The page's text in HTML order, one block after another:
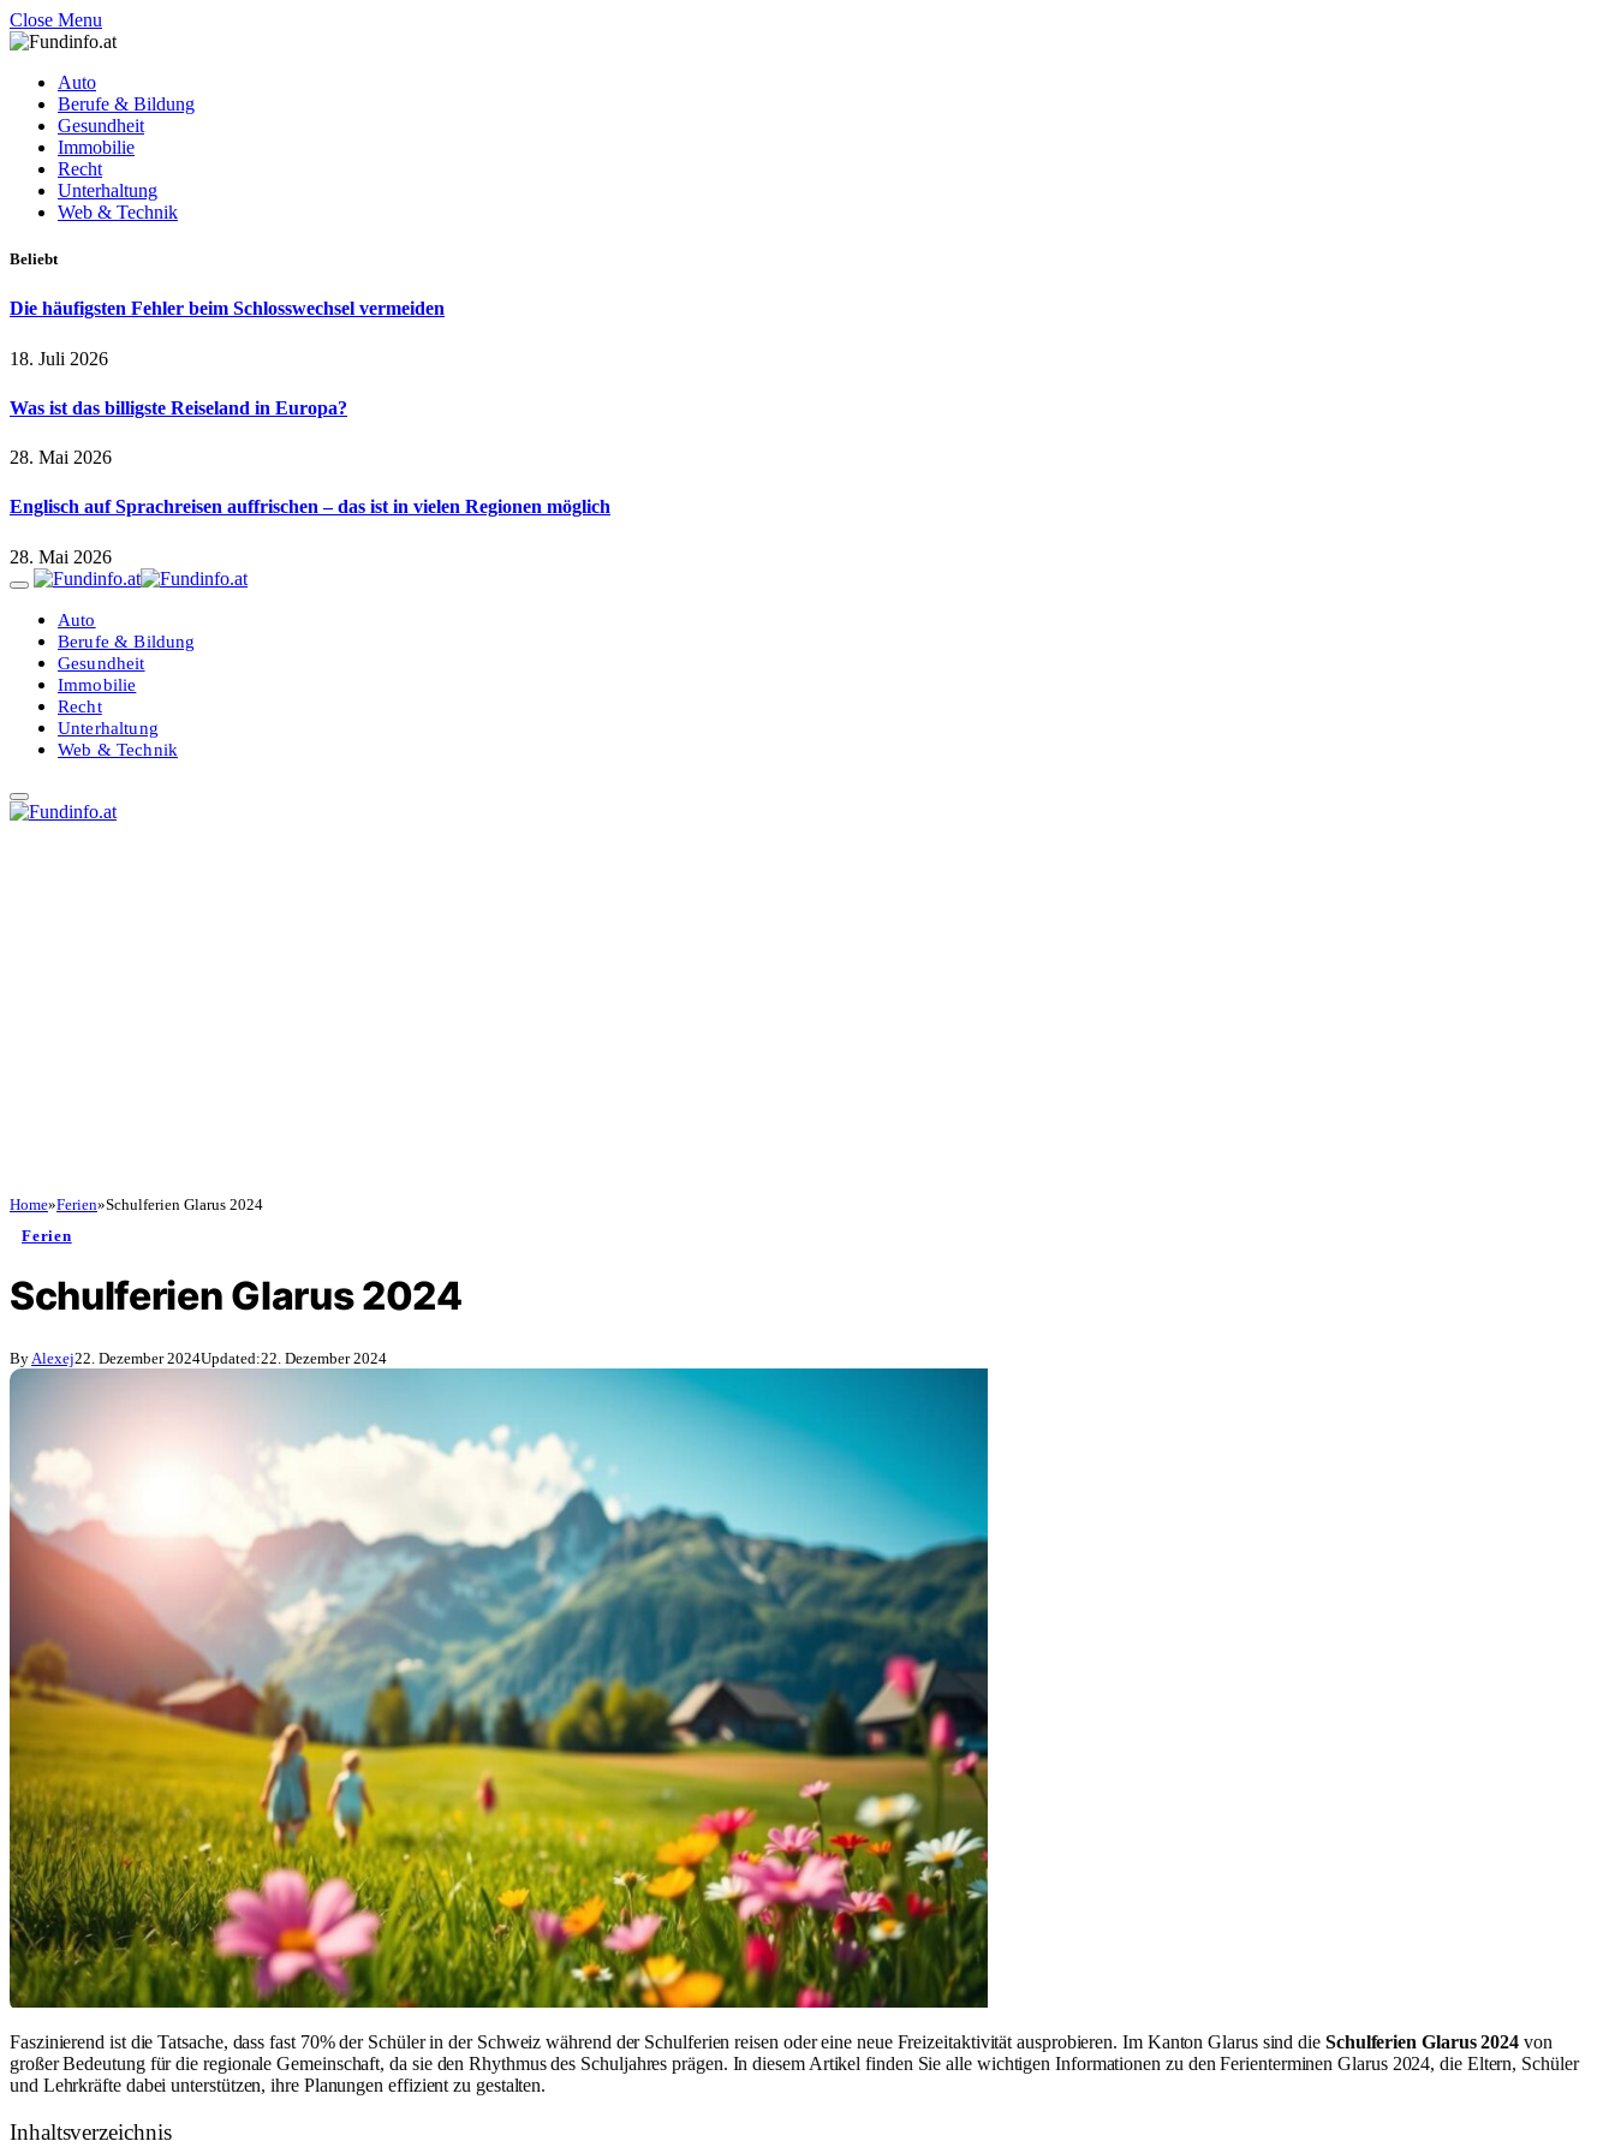
Close Menu
Auto
Berufe & Bildung
Gesundheit
Immobilie
Recht
Unterhaltung
Web & Technik
Beliebt
Die häufigsten Fehler beim Schlosswechsel vermeiden
18. Juli 2026
Was ist das billigste Reiseland in Europa?
28. Mai 2026
Englisch auf Sprachreisen auffrischen – das ist in vielen Regionen möglich
28. Mai 2026
Auto
Berufe & Bildung
Gesundheit
Immobilie
Recht
Unterhaltung
Web & Technik
Home»Ferien»Schulferien Glarus 2024
Ferien
Schulferien Glarus 2024
By Alexej22. Dezember 2024Updated:22. Dezember 2024
Faszinierend ist die Tatsache, dass fast 70% der Schüler in der Schweiz während der Schulferien reisen oder eine neue Freizeitaktivität ausprobieren. Im Kanton Glarus sind die Schulferien Glarus 2024 von
großer Bedeutung für die regionale Gemeinschaft, da sie den Rhythmus des Schuljahres prägen. In diesem Artikel finden Sie alle wichtigen Informationen zu den Ferienterminen Glarus 2024, die Eltern, Schüler
und Lehrkräfte dabei unterstützen, ihre Planungen effizient zu gestalten.
Inhaltsverzeichnis